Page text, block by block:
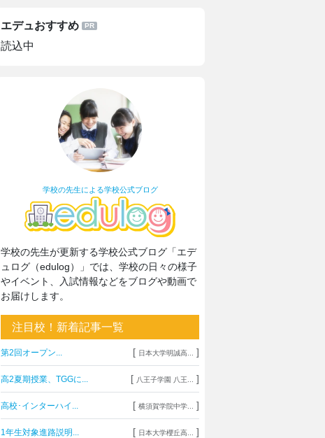
エデュおすすめ
読込中
学校の先生による学校公式ブログ
学校の先生が更新する学校公式ブログ「エデ
ュログ（edulog）」では、学校の日々の様子
やイベント、入試情報などをブログや動画で
お届けします。
注目校！新着記事一覧
第2回オープン... [ 日本大学明誠高... ]
高2夏期授業、TGGに... [ 八王子学園 八王... ]
高校･インターハイ... [ 横須賀学院中学... ]
1年生対象進路説明... [ 日本大学櫻丘高... ]